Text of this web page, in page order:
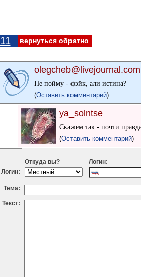
11 вернуться обратно
olegcheb@livejournal.com
Не пойму - фэйк, али истина?
(Оставить комментарий)
ya_solntse
Скажем так - почти
(Оставить комментарий)
Логин:
Откуда вы? Логин:
Тема:
Текст: